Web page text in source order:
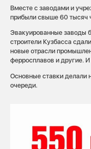
Вместе с заводами и
прибыли свыше 60 тысяч
Эвакуированные заводы
строители Кузбасса
новые отрасли
ферросплавов и другие.
Основные ставки делали
очереди.